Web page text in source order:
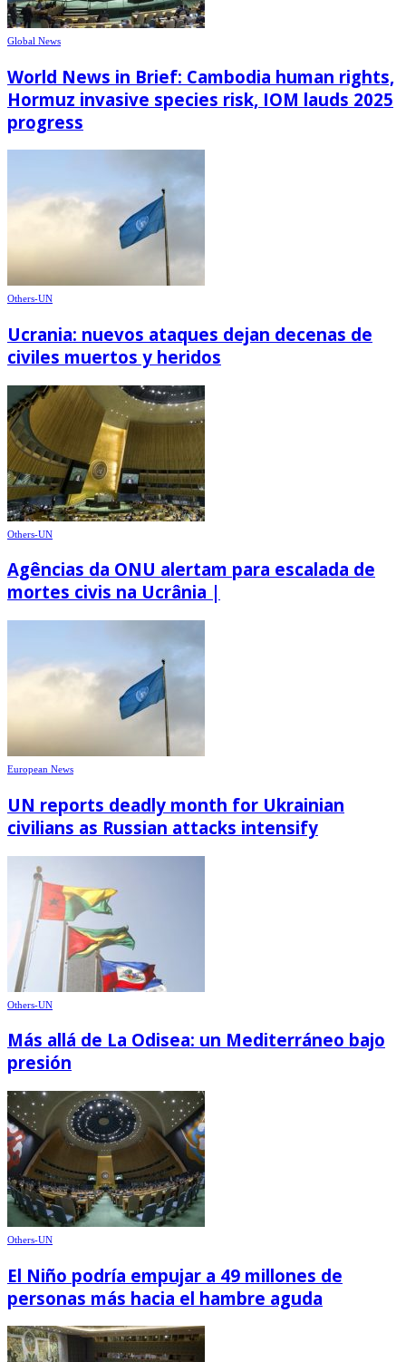
Global News
World News in Brief: Cambodia human rights,
Hormuz invasive species risk, IOM lauds 2025
progress
Others-UN
Ucrania: nuevos ataques dejan decenas de
civiles muertos y heridos
Others-UN
Agências da ONU alertam para escalada de
mortes civis na Ucrânia |
European News
UN reports deadly month for Ukrainian
civilians as Russian attacks intensify
Others-UN
Más allá de La Odisea: un Mediterráneo bajo
presión
Others-UN
El Niño podría empujar a 49 millones de
personas más hacia el hambre aguda